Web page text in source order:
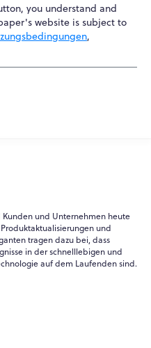
you understand and
website is subject to
,
und Unternehmen heute
und
tragen dazu bei, dass
in der schnelllebigen und
auf dem Laufenden sind.